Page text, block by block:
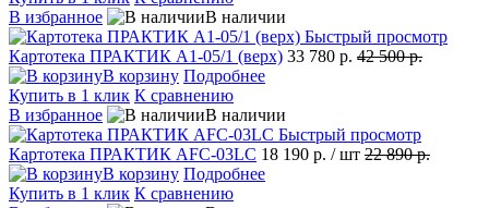
В избранное
В наличии
Быстрый просмотр
Картотека ПРАКТИК A1-05/1 (верх) 33 780 р. 42 500 р.
В корзину Подробнее
Купить в 1 клик К сравнению
В избранное
В наличии
Быстрый просмотр
Картотека ПРАКТИК AFC-03LC 18 190 р. / шт 22 890 р.
В корзину Подробнее
Купить в 1 клик К сравнению